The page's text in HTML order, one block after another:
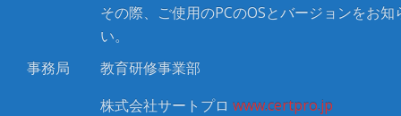
その際、ご使用のPCのOSとバージョンをお知
い。
事務局
教育研修事業部
株式会社サートプロ www.certpro.jp